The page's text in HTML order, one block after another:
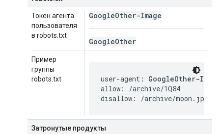
Токен агента
пользователя
в robots.txt
GoogleOther-Image
GoogleOther
Пример
группы
robots.txt
user-agent: GoogleOther-
allow: /archive/1Q84
disallow: /archive/moon.jpg
Затронутые продукты